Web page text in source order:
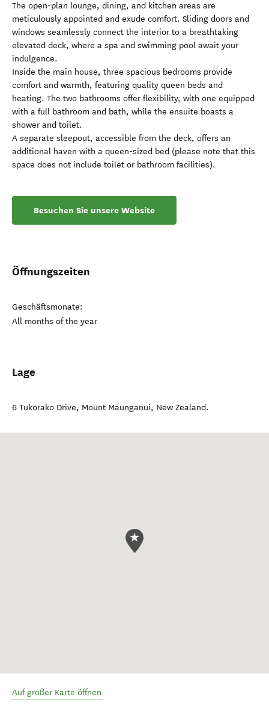
The open-plan lounge, dining, and kitchen areas are
meticulously appointed and exude comfort. Sliding doors and
windows seamlessly connect the interior to a breathtaking
elevated deck, where a spa and swimming pool await your
indulgence.
Inside the main house, three spacious bedrooms provide
comfort and warmth, featuring quality queen beds and
heating. The two bathrooms offer flexibility, with one equipped
with a full bathroom and bath, while the ensuite boasts a
shower and toilet.
A separate sleepout, accessible from the deck, offers an
additional haven with a queen-sized bed (please note that this
space does not include toilet or bathroom facilities).
Besuchen Sie unsere Website
Öffnungszeiten
Geschäftsmonate:
All months of the year
Lage
6 Tukorako Drive, Mount Maunganui, New Zealand.
Auf großer Karte öffnen